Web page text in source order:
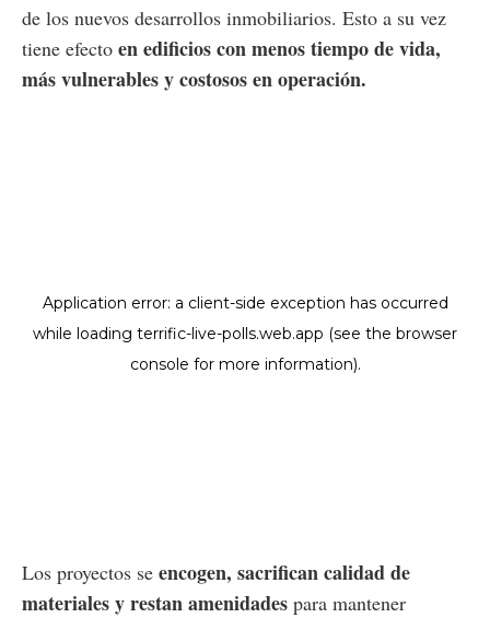
de los nuevos desarrollos inmobiliarios. Esto a su vez
tiene efecto en edificios con menos tiempo de vida,
más vulnerables y costosos en operación.
Los proyectos se encogen, sacrifican calidad de
materiales y restan amenidades para mantener